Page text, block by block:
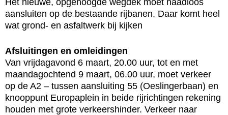
aansluiten op de bestaande rijbanen. Daar komt heel
wat grond- en asfaltwerk bij kijken
Afsluitingen en omleidingen
Van vrijdagavond 6 maart, 20.00 uur, tot en met
maandagochtend 9 maart, 06.00 uur, moet verkeer
op de A2 – tussen aansluiting 55 (Oeslingerbaan) en
knooppunt Europaplein in beide rijrichtingen rekening
houden met grote verkeershinder. Verkeer naar